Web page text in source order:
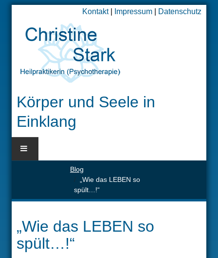
Kontakt| Impressum Datenschutz
Körper und Seele in
Einklang
ÜBER MICH
VERÖFFENTLICHUNGEN
Blog
„Wie das LEBEN so
spült…!“
„Wie das LEBEN so
spült…!“